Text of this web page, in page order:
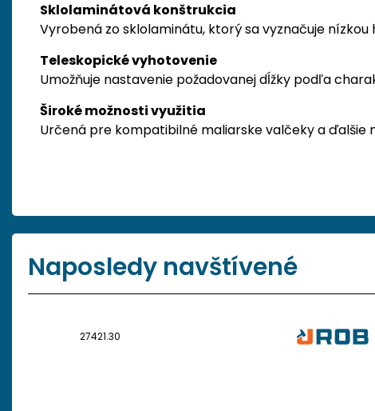
Sklolaminátová konštrukcia
Vyrobená zo sklolaminátu, ktorý sa vyznačuje
Teleskopické vyhotovenie
Umožňuje nastavenie požadovanej dĺžky podľa
Široké možnosti využitia
Určená pre kompatibilné maliarske valčeky a
Naposledy navštívené
27421.30